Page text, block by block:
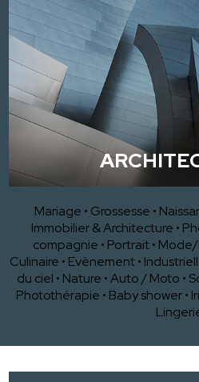
Mariage • Grossesse •
Immobilier & Architecture •
compagnie • Portrait •
Culinaire • Evènement •
du ciel • Nature •Auto / Moto •
Photothérapie • Baby shower•